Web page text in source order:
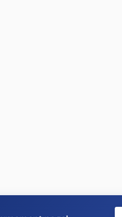
készítő), akinek köszönhetően
között!
játéknál előretolt golyókkal,